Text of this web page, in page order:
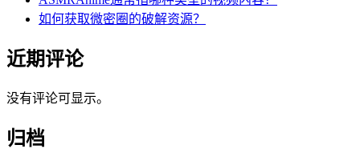
如何获取微密圈的破解资源？
近期评论
没有评论可显示。
归档